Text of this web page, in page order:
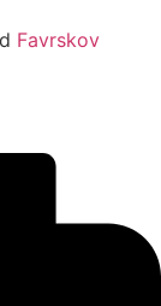
Favrskov